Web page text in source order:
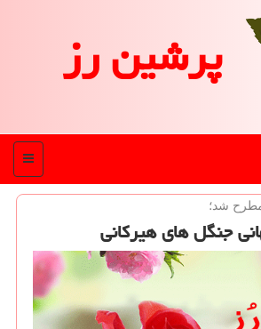
پرشین رز
منو
شد؛
جنگل های هیركانی